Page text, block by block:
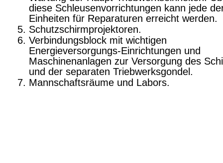
diese Schleusenvorrichtungen kann jede
Einheiten für Reparaturen erreicht werden.
Schutzschirmprojektoren.
Verbindungsblock mit wichtigen
Energieversorgungs-Einrichtungen und
Maschinenanlagen zur Versorgung des
und der separaten Triebwerksgondel.
Mannschaftsräume und Labors.